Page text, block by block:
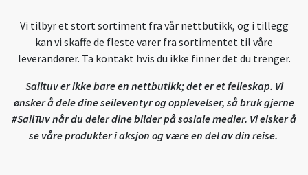
Vi tilbyr et stort sortiment fra vår nettbutikk, og i tillegg
kan vi skaffe de fleste varer fra sortimentet til våre
leverandører. Ta kontakt hvis du ikke finner det du trenger.
Sailtuv er ikke bare en nettbutikk; det er et felleskap. Vi
ønsker å dele dine seileventyr og opplevelser, så bruk gjerne
#SailTuv når du deler dine bilder på sosiale medier. Vi elsker å
se våre produkter i aksjon og være en del av din reise.